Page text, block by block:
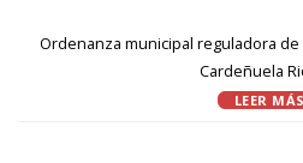
Ordenanza municipal reguladora de
Cardeñuela
LEER MÁS